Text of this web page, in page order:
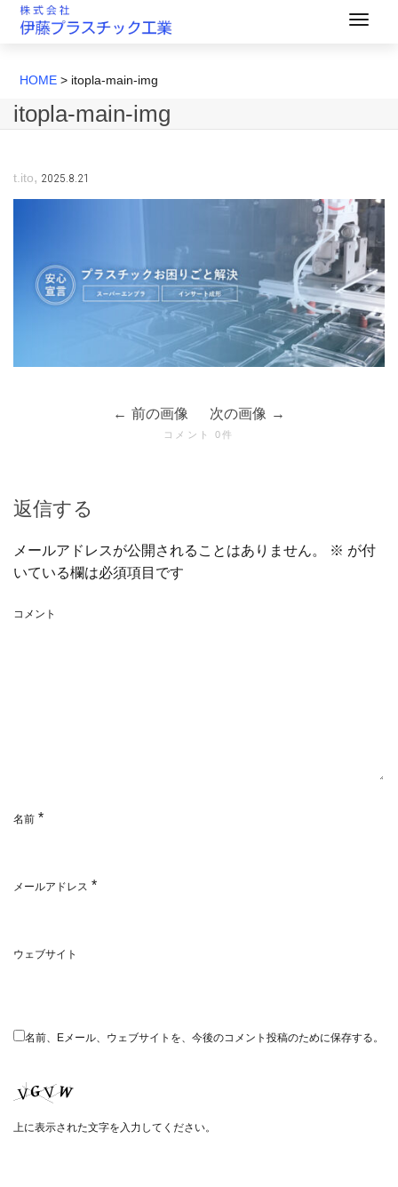
HOME > itopla-main-img
itopla-main-img
t.ito, 2025.8.21
前の画像 次の画像
コメント 0件
返信する
メールアドレスが公開されることはありません。 ※ が付
いている欄は必須項目です
コメント
名前 *
メールアドレス *
ウェブサイト
名前、Eメール、ウェブサイトを、今後のコメント投稿のために保存する。
上に表示された文字を入力してください。